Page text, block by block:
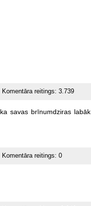
Komentāra reitings:3.739
ka savas brīnumdziras labāk
Komentāra reitings:0